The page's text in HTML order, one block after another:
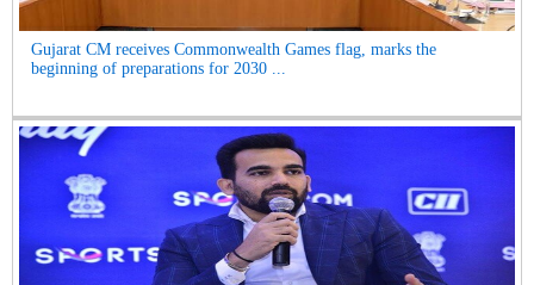
Gujarat CM receives Commonwealth Games flag, marks the
beginning of preparations for 2030 ...